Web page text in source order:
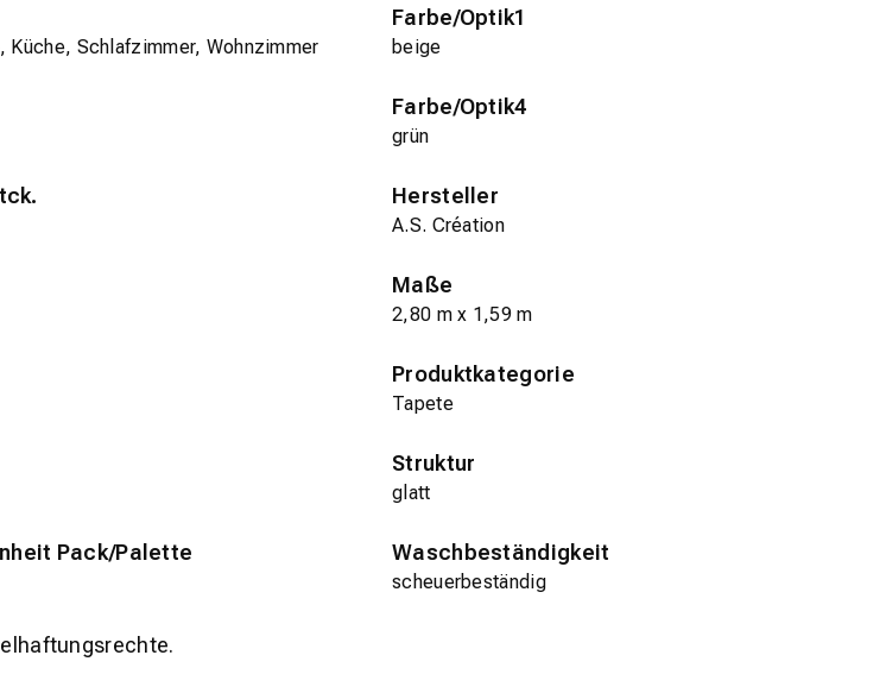
Küche, Schlafzimmer, Wohnzimmer
Farbe/Optik1
beige
Farbe/Optik4
grün
Hersteller
A.S. Création
Maße
2,80 m x 1,59 m
Produktkategorie
Tapete
Struktur
glatt
Pack/Palette Waschbeständigkeit
scheuerbeständig